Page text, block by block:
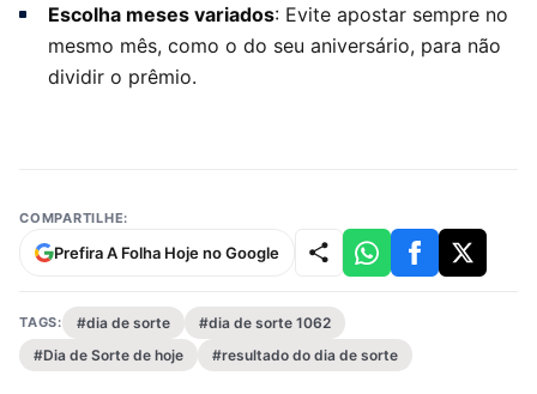
Escolha meses variados: Evite apostar sempre no
mesmo mês, como o do seu aniversário, para não
dividir o prêmio.
COMPARTILHE:
Prefira A Folha Hoje no Google
TAGS: #dia de sorte
#dia de sorte 1062
#Dia de Sorte de hoje
#resultado do dia de sorte